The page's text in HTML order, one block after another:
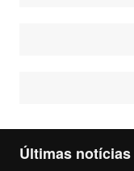
Últimas notícias